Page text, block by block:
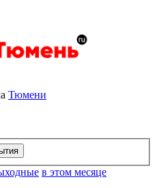
Тюмени
в этом месяце